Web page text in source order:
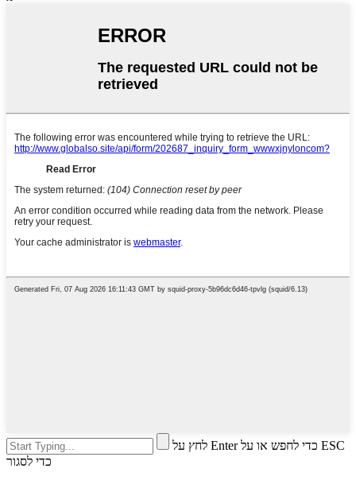
לחץ על Enter כדי לחפש או על ESC
כדי לסגור